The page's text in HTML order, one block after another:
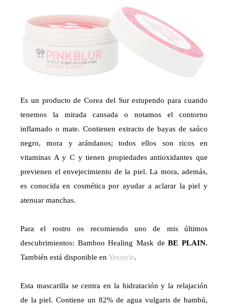
Es un producto de Corea del Sur estupendo para cuando
tenemos la mirada cansada o notamos el contorno
inflamado o mate. Contienen extracto de bayas de saúco
negro, mora y arándanos; todos ellos son ricos en
vitaminas A y C y tienen propiedades antioxidantes que
previenen el envejecimiento de la piel. La mora, además,
es conocida en cosmética por ayudar a aclarar la piel y
atenuar manchas.
Para el rostro os recomiendo uno de mis últimos
descubrimientos: Bamboo Healing Mask deBE PLAIN.
También está disponible en Yesstyle.
Esta mascarilla se centra en la hidratación y la relajación
de la piel. Contiene un 82% de agua vulgaris de bambú,